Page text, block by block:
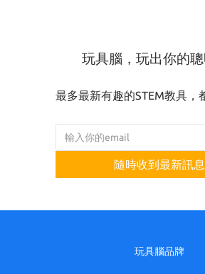
玩具腦，玩出你的
最多最新有趣的STEM教具，
隨時收到最新訊息
玩具腦品牌